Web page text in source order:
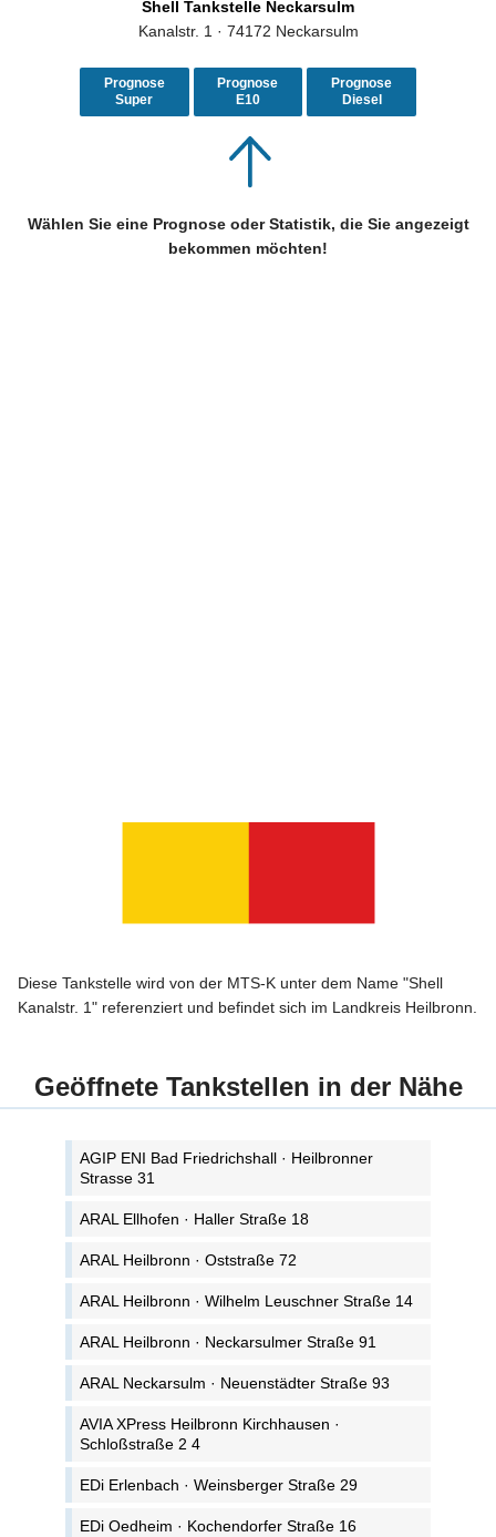
Shell Tankstelle Neckarsulm
Kanalstr. 1 · 74172 Neckarsulm
Prognose
Super
Prognose
E10
Prognose
Diesel
Wählen Sie eine Prognose oder Statistik, die Sie angezeigt
bekommen möchten!
Diese Tankstelle wird von der MTS-K unter dem Name "Shell
Kanalstr. 1" referenziert und befindet sich im Landkreis Heilbronn.
Geöffnete Tankstellen in der Nähe
AGIP ENI Bad Friedrichshall · Heilbronner
Strasse 31
ARAL Ellhofen · Haller Straße 18
ARAL Heilbronn · Oststraße 72
ARAL Heilbronn · Wilhelm Leuschner Straße 14
ARAL Heilbronn · Neckarsulmer Straße 91
ARAL Neckarsulm · Neuenstädter Straße 93
AVIA XPress Heilbronn Kirchhausen ·
Schloßstraße 2 4
EDi Erlenbach · Weinsberger Straße 29
EDi Oedheim · Kochendorfer Straße 16